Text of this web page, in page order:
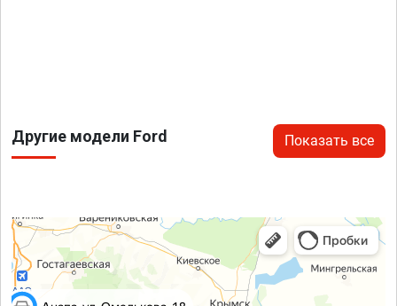
Другие модели Ford Показать все